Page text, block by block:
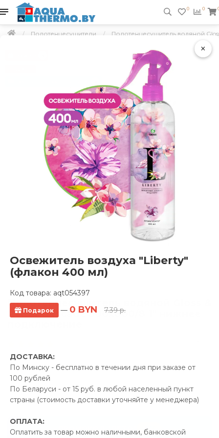
×
Освежитель воздуха "Liberty"
(флакон 400 мл)
Код товара: aqt054397
Подарок — 0 BYN 7.39 р.
ДОСТАВКА:
По Минску - бесплатно в течении дня при заказе от
100 рублей
По Беларуси - от 15 руб. в любой населенный пункт
страны (стоимость доставки уточняйте у менеджера)
ОПЛАТА:
Оплатить за товар можно наличными, банковской
0 0
Полотенцесушители Полотенцесушитель водяной
Полотенцесушитель водяной Gloss &
Reiter Cascade 500х800/8 1" нижнее
Производитель:Gloss &
Reiter
Код Товара: aqt052695
-5%